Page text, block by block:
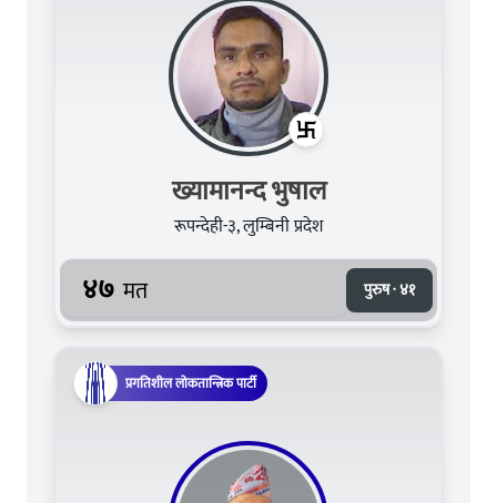
ख्यामानन्द भुषाल
रूपन्देही-३, लुम्बिनी प्रदेश
४७ मत पुरुष · ४१
प्रगतिशील लोकतान्त्रिक पार्टी